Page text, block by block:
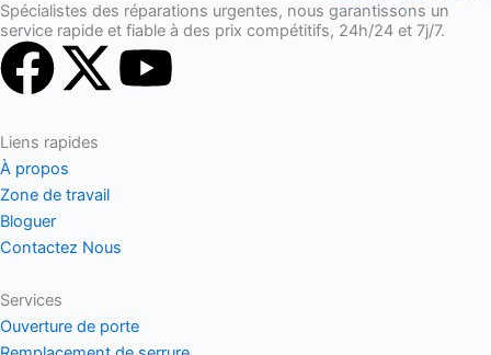
Spécialistes des réparations urgentes, nous garantissons un
service rapide et fiable à des prix compétitifs, 24h/24 et 7j/7.
F
a
c
e
b
o
X
-
t
w
t
Y
b
Liens rapides
À propos
Zone de travail
Bloguer
Contactez Nous
Services
Ouverture de porte